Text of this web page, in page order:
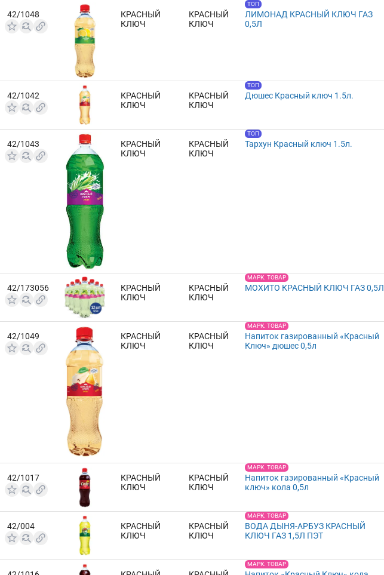
42/1048
КРАСНЫЙ
КЛЮЧ
КРАСНЫЙ
КЛЮЧ
ТОП
ЛИМОНАД КРАСНЫЙ КЛЮЧ ГАЗ
0,5Л
42/1042
КРАСНЫЙ
КЛЮЧ
КРАСНЫЙ
КЛЮЧ
ТОП
Дюшес Красный ключ 1.5л.
42/1043
КРАСНЫЙ
КЛЮЧ
КРАСНЫЙ
КЛЮЧ
ТОП
Тархун Красный ключ 1.5л.
42/173056
КРАСНЫЙ
КЛЮЧ
КРАСНЫЙ
КЛЮЧ
МАРК. ТОВАР
МОХИТО КРАСНЫЙ КЛЮЧ ГАЗ 0,5Л
42/1049
КРАСНЫЙ
КЛЮЧ
КРАСНЫЙ
КЛЮЧ
МАРК. ТОВАР
Напиток газированный «Красный
Ключ» дюшес 0,5л
42/1017
КРАСНЫЙ
КЛЮЧ
КРАСНЫЙ
КЛЮЧ
МАРК. ТОВАР
Напиток газированный «Красный
ключ» кола 0,5л
42/004
КРАСНЫЙ
КЛЮЧ
КРАСНЫЙ
КЛЮЧ
МАРК. ТОВАР
ВОДА ДЫНЯ-АРБУЗ КРАСНЫЙ
КЛЮЧ ГАЗ 1,5Л ПЭТ
МАРК. ТОВАР